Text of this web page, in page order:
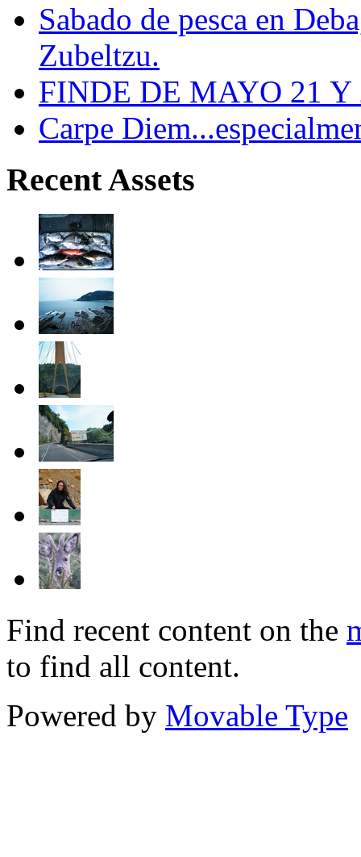
Sabado de pesca en
Zubeltzu.
FINDE DE MAYO 21 Y
Carpe
Recent Assets
Find recent content on the
to find all content.
Powered by Movable Type